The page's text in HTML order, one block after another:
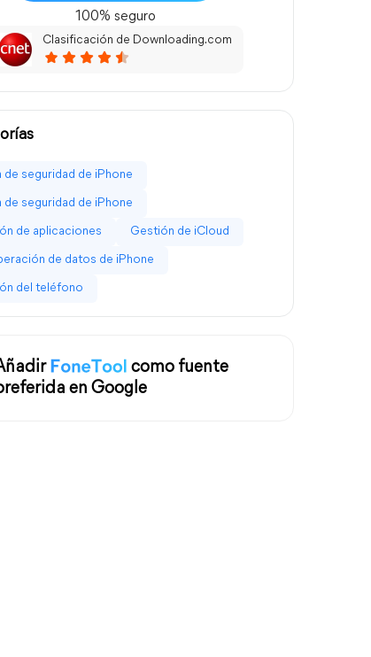
100% seguro
Clasificación de Downloading.com
de seguridad de iPhone
de seguridad de iPhone
de aplicaciones Gestión de iCloud
de datos de iPhone
del teléfono
como fuente
en Google